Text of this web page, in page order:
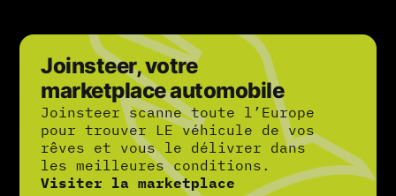
Joinsteer, votre
marketplace automobile
Joinsteer scanne toute l’Europe
pour trouver LE véhicule de vos
rêves et vous le délivrer dans
les meilleures conditions.
Visiter la marketplace